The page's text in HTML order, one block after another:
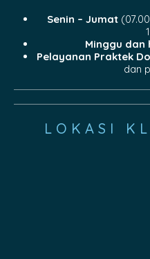
Senin – Jumat
Minggu dan
Pelayanan Praktek
dan
LOKASI